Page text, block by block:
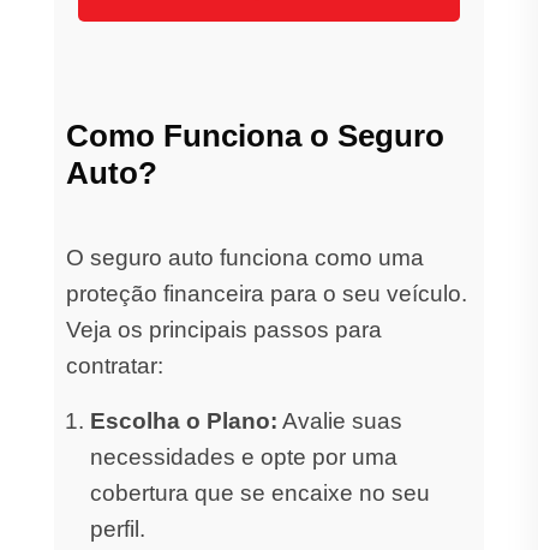
Como Funciona o Seguro
Auto?
O seguro auto funciona como uma
proteção financeira para o seu veículo.
Veja os principais passos para
contratar:
Escolha o Plano: Avalie suas
necessidades e opte por uma
cobertura que se encaixe no seu
perfil.